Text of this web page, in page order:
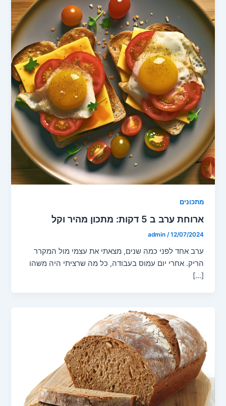
מתכונים
ארוחת ערב ב 5 דקות: מתכון מהיר וקל
admin /12/07/2024
ערב אחד לפני כמה שנים, מצאתי את עצמי מול המקרר
הריק. אחרי יום עמוס בעבודה, כל מה שרציתי היה משהו
[…]